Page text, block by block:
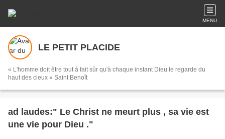
MENU
LE PETIT PLACIDE
« L'homme doit être tout à fait sûr qu'à chaque instant Dieu le regarde du
haut des cieux » Saint Benoît
ad laudes:" Le Christ ne meurt plus , sa vie est
une vie pour Dieu ."